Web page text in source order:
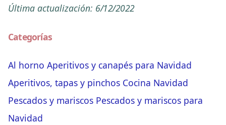
Última actualización: 6/12/2022
Categorías
Al horno Aperitivos y canapés para Navidad
Aperitivos, tapas y pinchos Cocina Navidad
Pescados y mariscos Pescados y mariscos para
Navidad